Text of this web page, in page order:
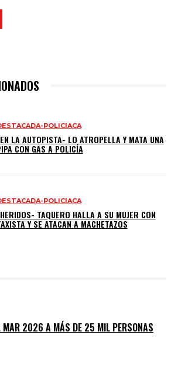
POLICIACA
LA AUTOPISTA- LO ATROPELLA Y MATA UNA
CON GAS A POLICÍA
POLICIACA
TAQUERO HALLA A SU MUJER CON
Y SE ATACAN A MACHETAZOS
MAR 2026 A MÁS DE 25 MIL PERSONAS